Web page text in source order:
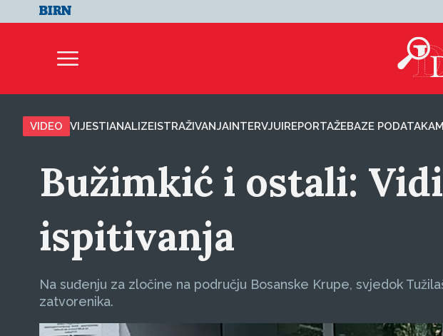
VIDEO VIJESTIANALIZEISTRAŽIVANJAINTERVJUIREPORTAŽEBAZE PODATAKA
Bužimkić i ostali:
ispitivanja
Na suđenju za zločine na području Bosanske Krupe, svjedok
zatvorenika.